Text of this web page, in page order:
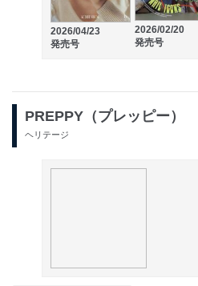
2026/04/23
発売号
2026/02/20
発売号
PREPPY（プレッピー）
ヘリテージ